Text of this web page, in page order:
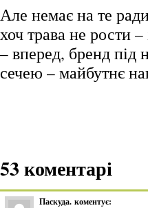
Але немає на те
хоч трава не рости
– вперед, бренд під
сечею – майбутнє
53 коментарі
Паскуда. коментує: